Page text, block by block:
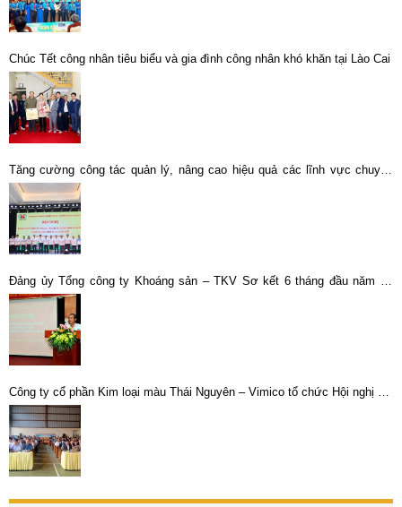
Chúc Tết công nhân tiêu biểu và gia đình công nhân khó khăn tại Lào Cai
Tăng cường công tác quản lý, nâng cao hiệu quả các lĩnh vực chuyên
ngành kinh tế tổng hợp
Đảng ủy Tổng công ty Khoáng sản – TKV Sơ kết 6 tháng đầu năm và
triển khai nhiệm vụ 6 tháng cuối năm 2020
Công ty cổ phần Kim loại màu Thái Nguyên – Vimico tổ chức Hội nghị đối
thoại định kỳ giữa người sử dụng lao động và người lao động năm 2022.